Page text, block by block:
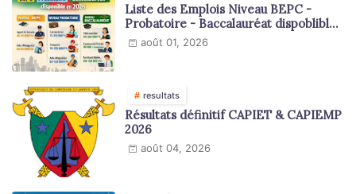
Liste des Emplois Niveau BEPC -
Probatoire - Baccalauréat dispoblible
en 2026
août 01, 2026
resultats
Résultats définitif CAPIET & CAPIEMP
2026
août 04, 2026